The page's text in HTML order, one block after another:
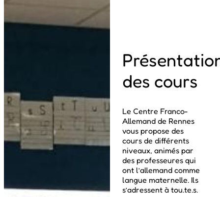
des cours
Le Centre Franco-
Allemand de Rennes
vous propose des
cours de différents
niveaux, animés par
des professeures qui
ont l’allemand comme
langue maternelle. Ils
s’adressent à tou.te.s.